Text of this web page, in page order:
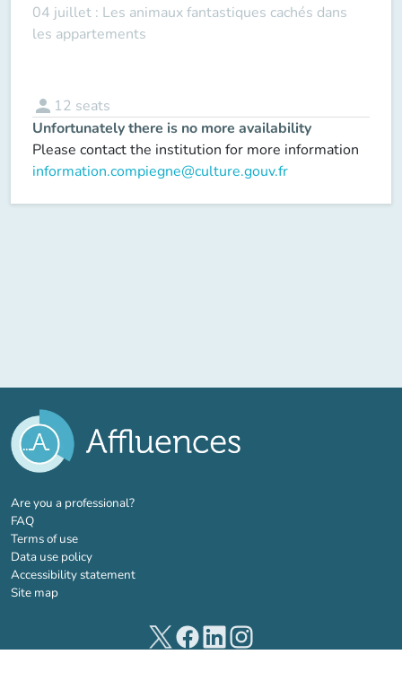
04 juillet : Les animaux fantastiques cachés dans
les appartements
person 12 seats
Unfortunately there is no more availability
Please contact the institution for more information
information.compiegne@culture.gouv.fr
Are you a professional?(new tab)
FAQ
Terms of use
Data use policy
Accessibility statement
Site map
(new tab)(new tab)(new tab)